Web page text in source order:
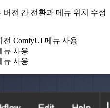
전 간 전환과 메뉴 위치 수정
전 ComfyUI 메뉴 사용
뉴 사용
뉴 사용